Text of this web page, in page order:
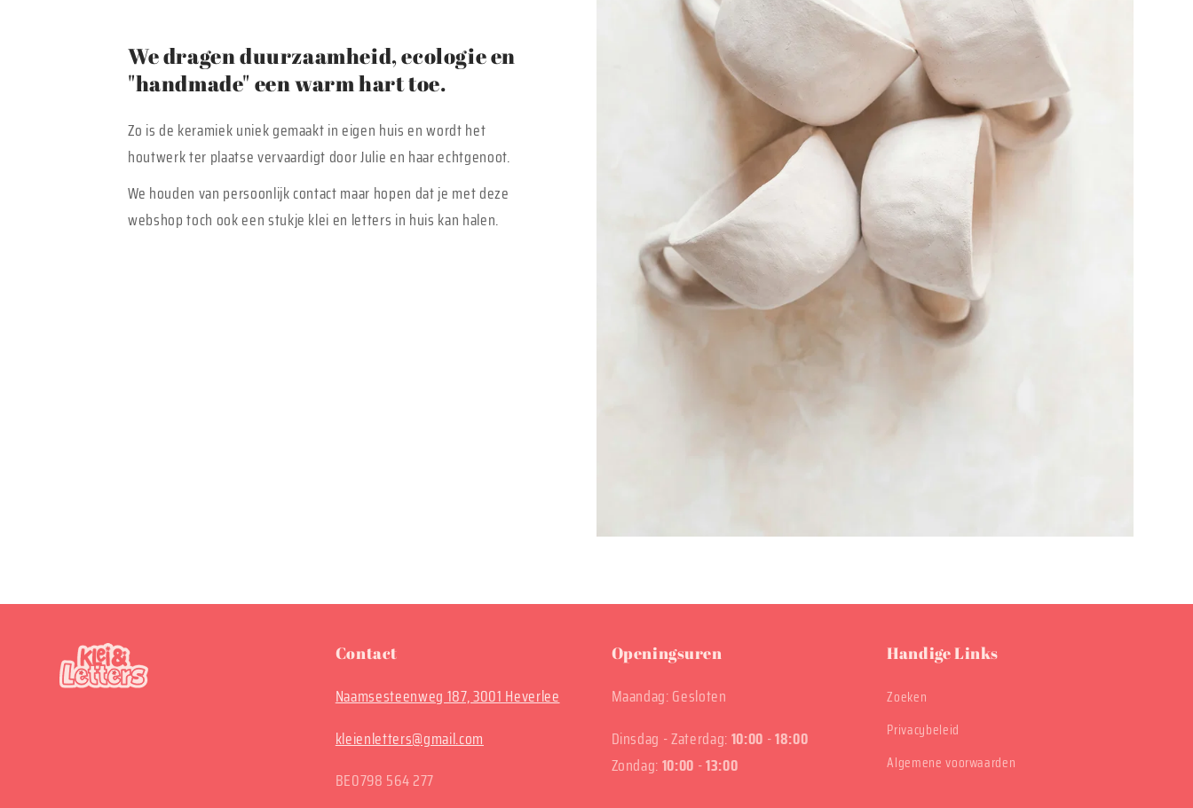
We dragen duurzaamheid, ecologie en
"handmade" een warm hart toe.
Zo is de keramiek uniek gemaakt in eigen huis en wordt het
houtwerk ter plaatse vervaardigt door Julie en haar echtgenoot.
We houden van persoonlijk contact maar hopen dat je met deze
webshop toch ook een stukje klei en letters in huis kan halen.
Contact
Naamsesteenweg 187, 3001 Heverlee
kleienletters@gmail.com
BE0798 564 277
Openingsuren
Maandag: Gesloten
Dinsdag - Zaterdag:10:00 -18:00
Zondag:10:00 -13:00
Handige Links
Zoeken
Privacybeleid
Algemene voorwaarden